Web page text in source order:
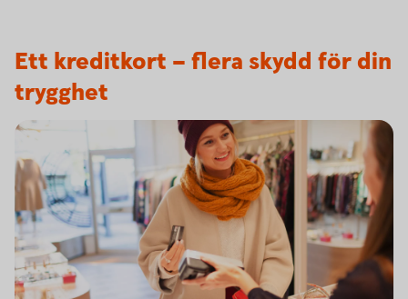
Ett kreditkort – flera skydd för din
trygghet